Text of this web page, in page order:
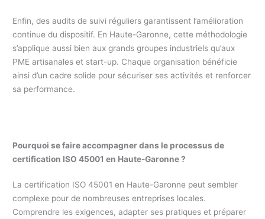
Enfin, des audits de suivi réguliers garantissent l’amélioration
continue du dispositif. En Haute-Garonne, cette méthodologie
s’applique aussi bien aux grands groupes industriels qu’aux
PME artisanales et start-up. Chaque organisation bénéficie
ainsi d’un cadre solide pour sécuriser ses activités et renforcer
sa performance.
Pourquoi se faire accompagner dans le processus de
certification ISO 45001 en Haute-Garonne ?
La certification ISO 45001 en Haute-Garonne peut sembler
complexe pour de nombreuses entreprises locales.
Comprendre les exigences, adapter ses pratiques et préparer